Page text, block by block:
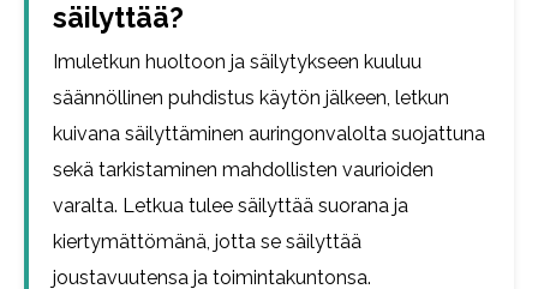
säilyttää?
Imuletkun huoltoon ja säilytykseen kuuluu
säännöllinen puhdistus käytön jälkeen, letkun
kuivana säilyttäminen auringonvalolta suojattuna
sekä tarkistaminen mahdollisten vaurioiden
varalta. Letkua tulee säilyttää suorana ja
kiertymättömänä, jotta se säilyttää
joustavuutensa ja toimintakuntonsa.